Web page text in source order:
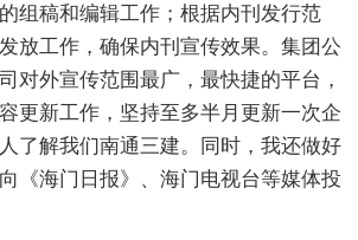
组稿和编辑工作；根据内刊发行范
放工作，确保内刊宣传效果。集团公
对外宣传范围最广，最快捷的平台，
更新工作，坚持至多半月更新一次企
了解我们南通三建。同时，我还做好
《海门日报》、海门电视台等媒体投